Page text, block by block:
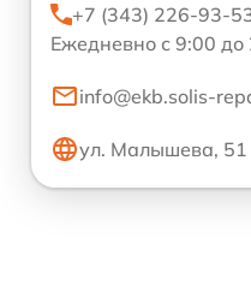
+7 (343) 226-93-
Ежедневно с 9:00 до
info@ekb.solis-
ул. Малышева, 51